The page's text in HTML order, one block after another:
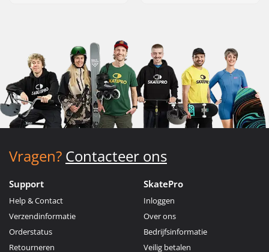
Vragen? Contacteer ons
Support
Help & Contact
Verzendinformatie
Orderstatus
Retourneren
SkatePro
Inloggen
Over ons
Bedrijfsinformatie
Veilig betalen